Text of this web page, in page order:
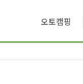
오토캠핑